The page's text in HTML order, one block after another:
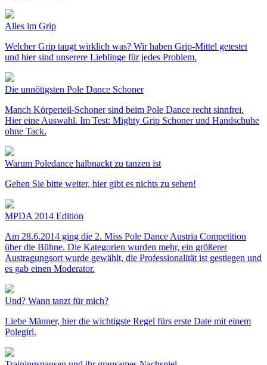
Alles im Grip
Welcher Grip taugt wirklich was? Wir haben Grip-Mittel getestet
und hier sind unserere Lieblinge für jedes Problem.
Die unnötigsten Pole Dance Schoner
Manch Körperteil-Schoner sind beim Pole Dance recht sinnfrei.
Hier eine Auswahl. Im Test: Mighty Grip Schoner und Handschuhe
ohne Tack.
Warum Poledance halbnackt zu tanzen ist
Gehen Sie bitte weiter, hier gibt es nichts zu sehen!
MPDA 2014 Edition
Am 28.6.2014 ging die 2. Miss Pole Dance Austria Competition
über die Bühne. Die Kategorien wurden mehr, ein größerer
Austragungsort wurde gewählt, die Professionalität ist gestiegen und
es gab einen Moderator.
Und? Wann tanzt für mich?
Liebe Männer, hier die wichtigste Regel fürs erste Date mit einem
Polegirl.